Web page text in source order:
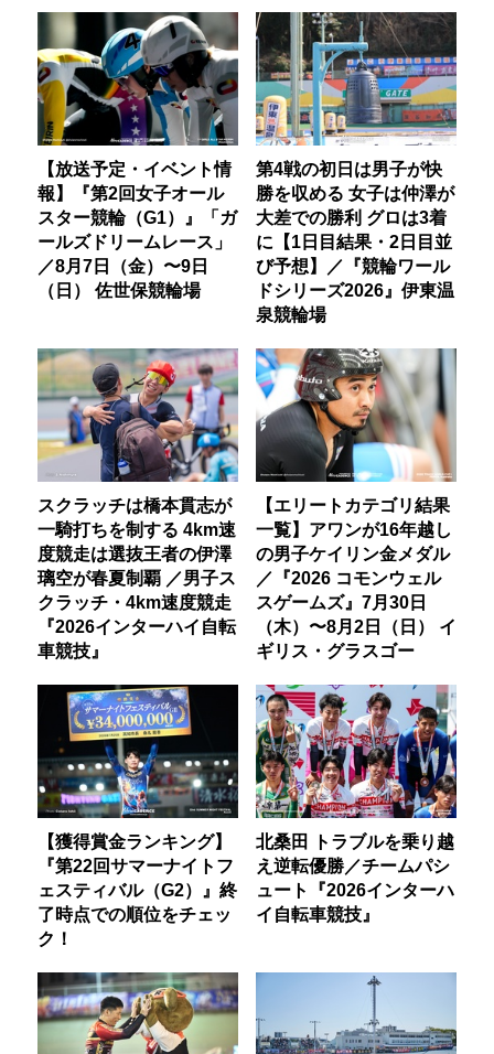
【放送予定・イベント情
報】『第2回女子オール
スター競輪（G1）』「ガ
ールズドリームレース」
／8月7日（金）〜9日
（日） 佐世保競輪場
第4戦の初日は男子が快
勝を収める 女子は仲澤が
大差での勝利 グロは3着
に【1日目結果・2日目並
び予想】／『競輪ワール
ドシリーズ2026』伊東温
泉競輪場
スクラッチは橋本貫志が
一騎打ちを制する 4km速
度競走は選抜王者の伊澤
璃空が春夏制覇 ／男子ス
クラッチ・4km速度競走
『2026インターハイ自転
車競技』
【エリートカテゴリ結果
一覧】アワンが16年越し
の男子ケイリン金メダル
／『2026 コモンウェル
スゲームズ』7月30日
（木）〜8月2日（日） イ
ギリス・グラスゴー
【獲得賞金ランキング】
『第22回サマーナイトフ
ェスティバル（G2）』終
了時点での順位をチェッ
ク！
北桑田 トラブルを乗り越
え逆転優勝／チームパシ
ュート『2026インターハ
イ自転車競技』